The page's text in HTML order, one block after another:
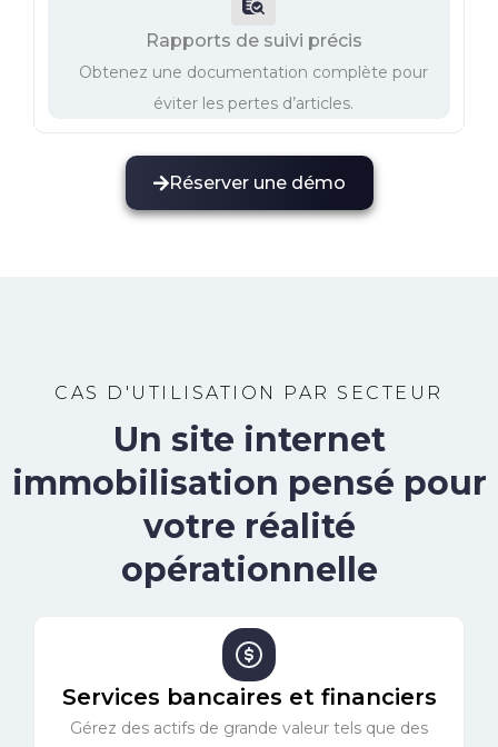
Rapports de suivi précis
Obtenez une documentation complète pour
éviter les pertes d’articles.
Réserver une démo
CAS D'UTILISATION PAR SECTEUR
Un site internet
immobilisation pensé pour
votre réalité
opérationnelle
Services bancaires et financiers
Gérez des actifs de grande valeur tels que des